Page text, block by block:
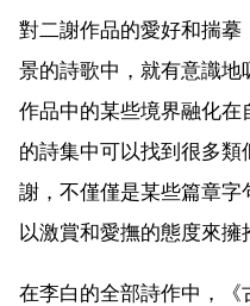
對二謝作品的愛好和揣
景的詩歌中，就有意識
作品中的某些境界融化在
的詩集中可以找到很多
謝，不僅僅是某些篇章
以激賞和愛撫的態度來擁
在李白的全部詩作中，《